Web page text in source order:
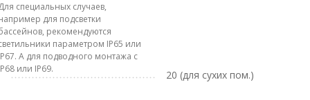
специальных случаев,
для подсветки
рекомендуются
параметром IP65 или
А для подводного монтажа с
или IP69.
20 (для сухих пом.)